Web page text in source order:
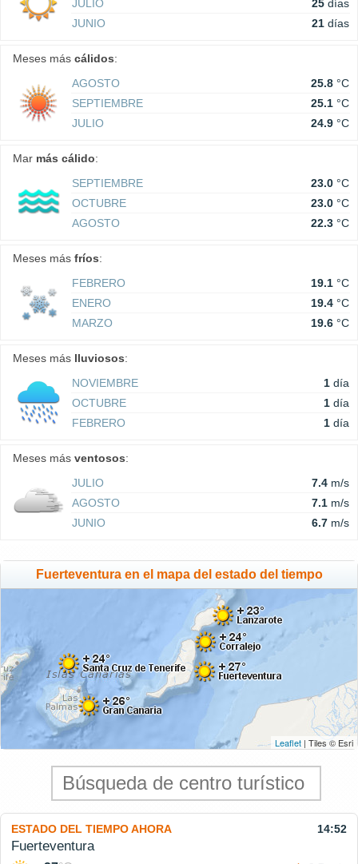
JULIO 25 días
JUNIO
21 días
Meses más cálidos:
AGOSTO
25.8 °C
SEPTIEMBRE
25.1 °C
JULIO
24.9 °C
Mar más cálido:
SEPTIEMBRE
23.0 °C
OCTUBRE
23.0 °C
AGOSTO
22.3 °C
Meses más fríos:
FEBRERO
19.1 °C
ENERO
19.4 °C
MARZO
19.6 °C
Meses más lluviosos:
NOVIEMBRE
1 día
OCTUBRE
1 día
FEBRERO
1 día
Meses más ventosos:
JULIO
7.4 m/s
AGOSTO
7.1 m/s
JUNIO
6.7 m/s
Fuerteventura en el mapa del estado del tiempo
Leaflet | Tiles © Esri
ESTADO DEL TIEMPO AHORA 14:52
Fuerteventura